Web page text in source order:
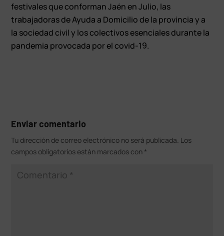
festivales que conforman Jaén en Julio, las
trabajadoras de Ayuda a Domicilio de la provincia y a
la sociedad civil y los colectivos esenciales durante la
pandemia provocada por el covid-19.
Enviar comentario
Tu dirección de correo electrónico no será publicada. Los
campos obligatorios están marcados con *